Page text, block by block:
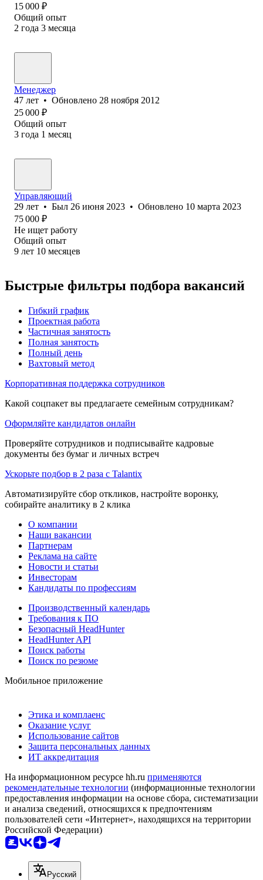
15 000 ₽
Общий опыт
2 года 3 месяца
Менеджер
47 лет • Обновлено 28 ноября 2012
25 000 ₽
Общий опыт
3 года 1 месяц
Управляющий
29 лет • Был 26 июня 2023 • Обновлено 10 марта 2023
75 000 ₽
Не ищет работу
Общий опыт
9 лет 10 месяцев
Быстрые фильтры подбора вакансий
Гибкий график
Проектная работа
Частичная занятость
Полная занятость
Полный день
Вахтовый метод
Корпоративная поддержка сотрудников
Какой соцпакет вы предлагаете семейным сотрудникам?
Оформляйте кандидатов онлайн
Проверяйте сотрудников и подписывайте кадровые
документы без бумаг и личных встреч
Ускорьте подбор в 2 раза с Talantix
Автоматизируйте сбор откликов, настройте воронку,
собирайте аналитику в 2 клика
О компании
Наши вакансии
Партнерам
Реклама на сайте
Новости и статьи
Инвесторам
Кандидаты по профессиям
Производственный календарь
Требования к ПО
Безопасный HeadHunter
HeadHunter API
Поиск работы
Поиск по резюме
Мобильное приложение
Этика и комплаенс
Оказание услуг
Использование сайтов
Защита персональных данных
ИТ аккредитация
На информационном ресурсе hh.ru применяются
рекомендательные технологии (информационные технологии
предоставления информации на основе сбора, систематизации
и анализа сведений, относящихся к предпочтениям
пользователей сети «Интернет», находящихся на территории
Российской Федерации)
Русский